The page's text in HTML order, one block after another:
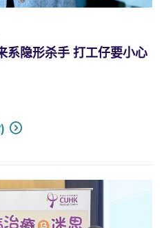
系隐形杀手 打工仔要小心